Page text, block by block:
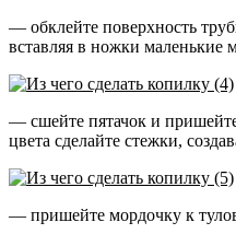
— обклейте поверхность
вставляя в ножки маленькие
— сшейте пятачок и
цвета сделайте стежки,
— пришейте мордочку к